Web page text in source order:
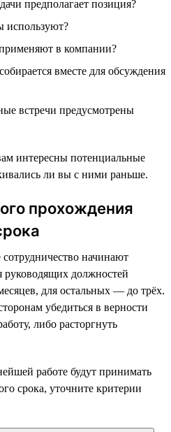
предполагает позиция?
используют?
в компании?
вместе для обсуждения
встречи предусмотрены
интересны потенциальные
ли вы с ними раньше.
прохождения
начинают
руководящих должностей
для остальных — до трёх.
убедиться в верности
либо расторгнуть
работе будут принимать
срока, уточните критерии